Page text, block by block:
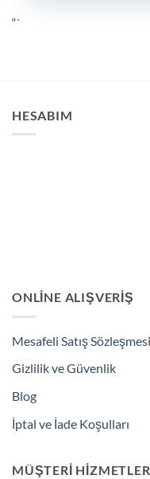
“`
HESABIM
ONLINE ALIŞVERIŞ
Mesafeli Satış Sözleşmesi
Gizlilik ve Güvenlik
Blog
İptal ve İade Koşulları
MÜŞTERI